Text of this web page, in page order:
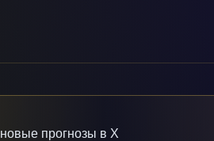
прогнозы в X